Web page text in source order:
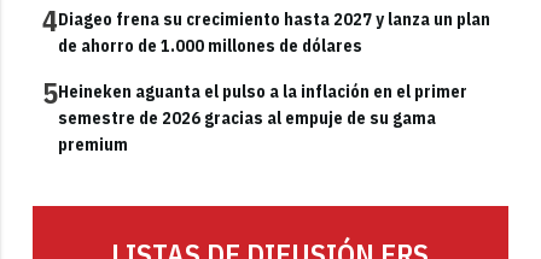
4Diageo frena su crecimiento hasta 2027 y lanza un plan
de ahorro de 1.000 millones de dólares
5Heineken aguanta el pulso a la inflación en el primer
semestre de 2026 gracias al empuje de su gama
premium